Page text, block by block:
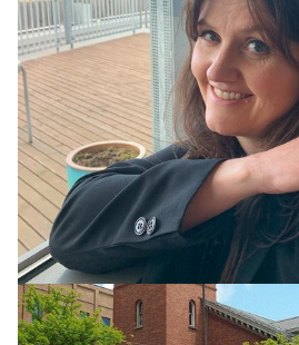
HEIMUR
Apaköttur réðst á 18 manns